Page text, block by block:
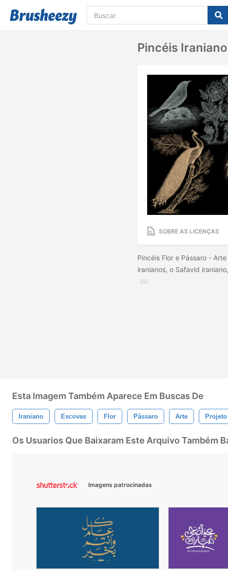
Pincéis
SOBRE AS LICENÇAS
Pincéis Flor e Pássaro -
iranianos, o Safavid
Esta Imagem Também Aparece Em Buscas De
Iraniano Escovas Flor Pássaro Arte Projeto
Os Usuarios Que Baixaram Este Arquivo Também
Imagens patrocinadas